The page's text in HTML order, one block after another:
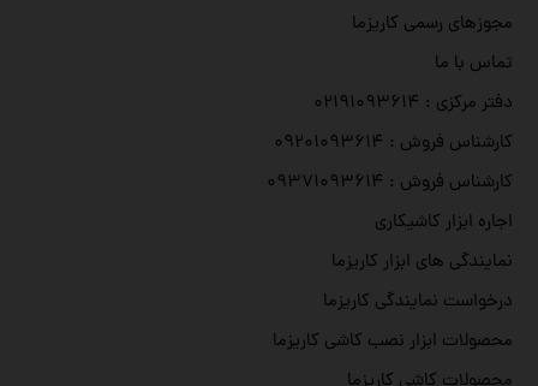
مجوزهای رسمی کاریزما
تماس با ما
دفتر مرکزی : ۰۲۱۹۱۰۹۳۶۱۴
کارشناس فروش : ۰۹۲۰۱۰۹۳۶۱۴
کارشناس فروش : ۰۹۳۷۱۰۹۳۶۱۴
اجاره ابزار کاشیکاری
نمایندگی های ابزار کاریزما
درخواست نمایندگی کاریزما
محصولات ابزار نصب کاشی کاریزما